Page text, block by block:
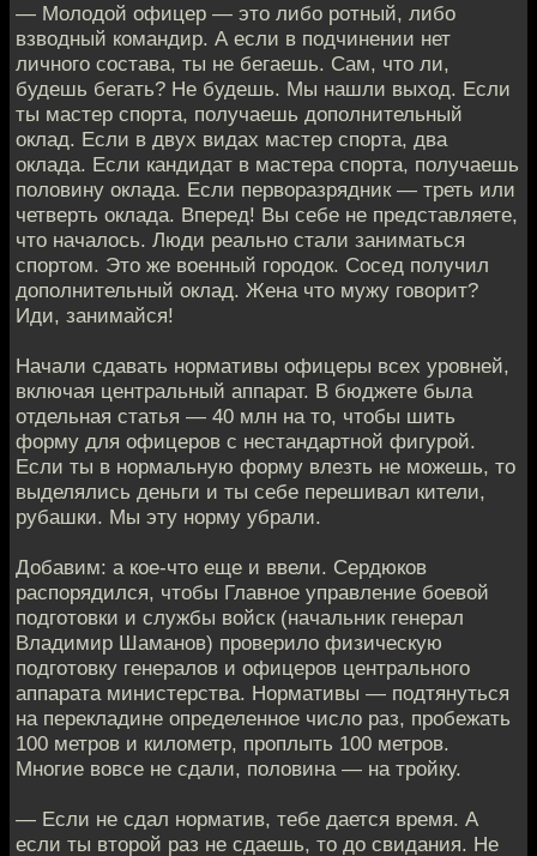
— Молодой офицер — это либо ротный, либо
взводный командир. А если в подчинении нет
личного состава, ты не бегаешь. Сам, что ли,
будешь бегать? Не будешь. Мы нашли выход. Если
ты мастер спорта, получаешь дополнительный
оклад. Если в двух видах мастер спорта, два
оклада. Если кандидат в мастера спорта, получаешь
половину оклада. Если перворазрядник — треть или
четверть оклада. Вперед! Вы себе не представляете,
что началось. Люди реально стали заниматься
спортом. Это же военный городок. Сосед получил
дополнительный оклад. Жена что мужу говорит?
Иди, занимайся!
Начали сдавать нормативы офицеры всех уровней,
включая центральный аппарат. В бюджете была
отдельная статья — 40 млн на то, чтобы шить
форму для офицеров с нестандартной фигурой.
Если ты в нормальную форму влезть не можешь, то
выделялись деньги и ты себе перешивал кители,
рубашки. Мы эту норму убрали.
Добавим: а кое-что еще и ввели. Сердюков
распорядился, чтобы Главное управление боевой
подготовки и службы войск (начальник генерал
Владимир Шаманов) проверило физическую
подготовку генералов и офицеров центрального
аппарата министерства. Нормативы — подтянуться
на перекладине определенное число раз, пробежать
100 метров и километр, проплыть 100 метров.
Многие вовсе не сдали, половина — на тройку.
— Если не сдал норматив, тебе дается время. А
если ты второй раз не сдаешь, то до свидания. Не